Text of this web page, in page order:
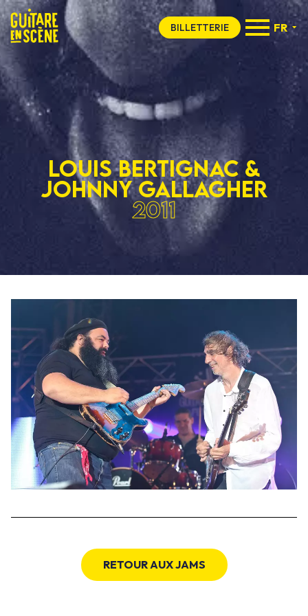
BILLETTERIE FR
Louis bertignac &
Johnny gallagher
2011
RETOUR AUX JAMS